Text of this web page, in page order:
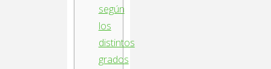
según
los
distintos
grados